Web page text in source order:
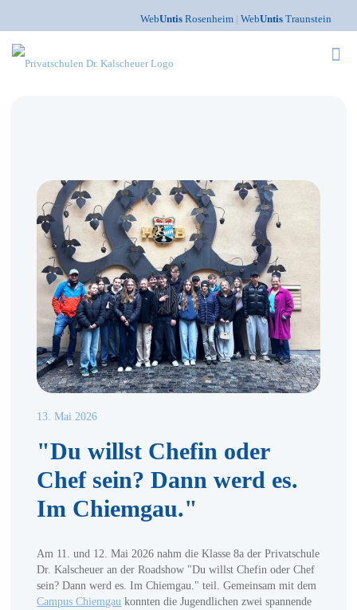
WebUntis Rosenheim | WebUntis Traunstein
13. Mai 2026
"Du willst Chefin oder
Chef sein? Dann werd es.
Im Chiemgau."
Am 11. und 12. Mai 2026 nahm die Klasse 8a der Privatschule
Dr. Kalscheuer an der Roadshow "Du willst Chefin oder Chef
sein? Dann werd es. Im Chiemgau." teil. Gemeinsam mit dem
Campus Chiemgau konnten die Jugendlichen zwei spannende